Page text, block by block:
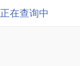
正在查询中